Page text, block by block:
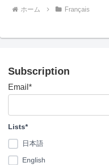
ホーム Français
Subscription
Email*
Lists*
日本語
English